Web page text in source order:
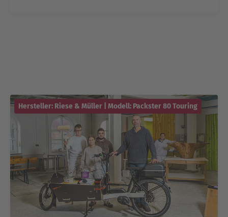
Hersteller: Riese & Müller | Modell: Packster 80 Touring